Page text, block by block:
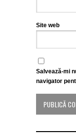
Site web
Salvează-mi
navigator